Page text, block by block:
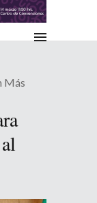
Más